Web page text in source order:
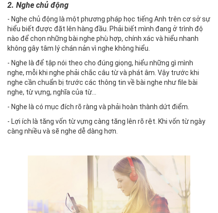
2. Nghe chủ động
- Nghe chủ động là một phương pháp học tiếng Anh trên cơ sở sự
hiểu biết được đặt lên hàng đầu. Phải biết mình đang ở trình độ
nào để chọn những bài nghe phù hợp, chính xác và hiểu nhanh
không gây tâm lý chán nản vì nghe không hiểu.
- Nghe là để tập nói theo cho đúng giọng, hiểu những gì mình
nghe, mỗi khi nghe phải chắc câu từ và phát âm. Vậy trước khi
nghe cần chuẩn bị trước các thông tin về bài nghe như file bài
nghe, từ vựng, nghĩa của từ…
- Nghe là có mục đích rõ ràng và phải hoàn thành dứt điểm.
- Lợi ích là tăng vốn từ vựng càng tăng lên rõ rệt. Khi vốn từ ngày
càng nhiều và sẽ nghe dễ dàng hơn.